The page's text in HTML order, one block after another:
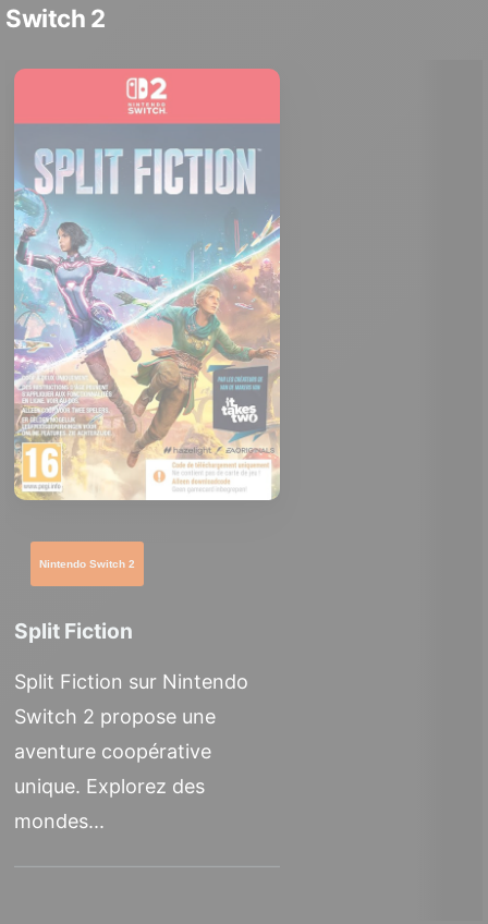
Switch 2
Nintendo Switch 2
Split Fiction
Split Fiction sur Nintendo
Switch 2 propose une
aventure coopérative
unique. Explorez des
mondes...